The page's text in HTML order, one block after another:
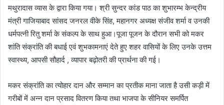
मथुरादास व्यास के द्वारा किया गया। श्री सुन्दर कांड पाठ का शुभारम्भ केन्द्रीय
मंत्री गाजियाबाद सांसद जनरल वीके सिंह, महानगर अध्यक्ष संजीव शर्मा व उनकी
धर्मपत्नी रितु शर्मा के संकल्प के साथ हुआ।पूजा पूजन के दौरान सभी को मकर
शांति संक्रांति की बधाई एवं शुभकामनाएं देते हुए शहर वासियों के लिए उनके उत्तम
स्वास्थ्य, आपसी सौहार्द , व्यापार बढ़ोतरी की प्रार्थना की गई।
मकर संक्रांति का त्योहार दान और सम्मान का प्रतीक माना जाता है उसी कड़ी में
गरीबों में अन्न दान प्रसाद वितरण किया तथा भाजपा के सीनियर समर्पित